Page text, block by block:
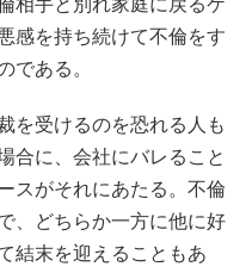
感を持ち続けて不倫をす
である。
を受けるのを恐れる人も
合に、会社にバレること
スがそれにあたる。不倫
、どちらか一方に他に好
結末を迎えることもあ